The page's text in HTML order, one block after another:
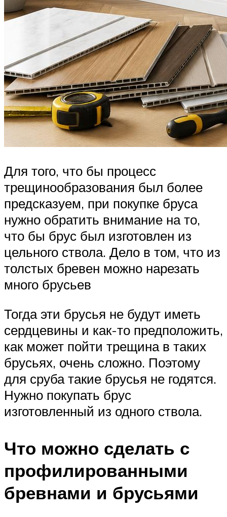
Для того, что бы процесс
трещинообразования был более
предсказуем, при покупке бруса
нужно обратить внимание на то,
что бы брус был изготовлен из
цельного ствола. Дело в том, что из
толстых бревен можно нарезать
много брусьев
Тогда эти брусья не будут иметь
сердцевины и как-то предположить,
как может пойти трещина в таких
брусьях, очень сложно. Поэтому
для сруба такие брусья не годятся.
Нужно покупать брус
изготовленный из одного ствола.
Что можно сделать с
профилированными
бревнами и брусьями